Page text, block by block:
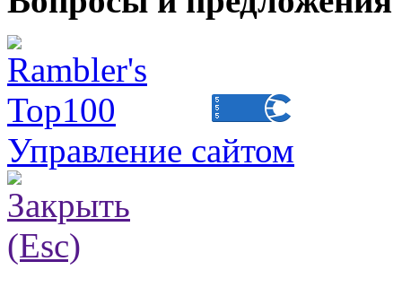
Управление сайтом